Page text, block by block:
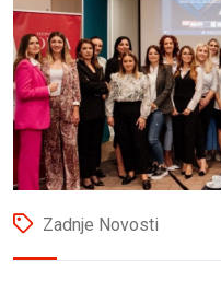
Zadnje Novosti